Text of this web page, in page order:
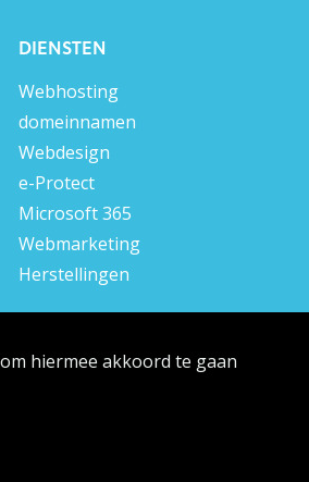
DIENSTEN
Webhosting
domeinnamen
Webdesign
e-Protect
Microsoft 365
Webmarketing
Herstellingen
hiermee akkoord te gaan